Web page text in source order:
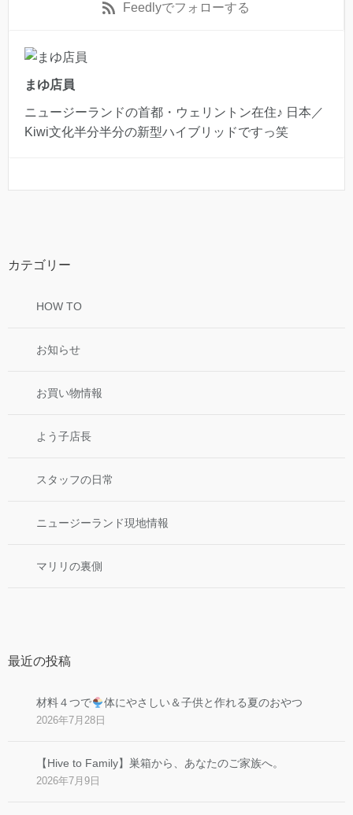
Feedlyでフォローする
まゆ店員
ニュージーランドの首都・ウェリントン在住♪ 日本／
Kiwi文化半分半分の新型ハイブリッドですっ笑
カテゴリー
HOW TO
お知らせ
お買い物情報
よう子店長
スタッフの日常
ニュージーランド現地情報
マリリの裏側
最近の投稿
材料４つで 体にやさしい＆子供と作れる夏のおやつ
2026年7月28日
【Hive to Family】巣箱から、あなたのご家族へ。
2026年7月9日